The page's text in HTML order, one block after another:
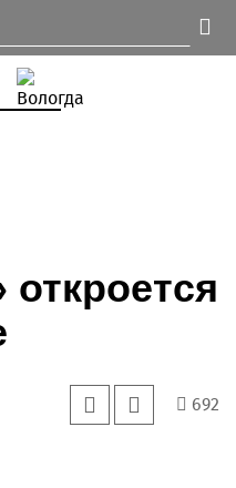
откроется
692